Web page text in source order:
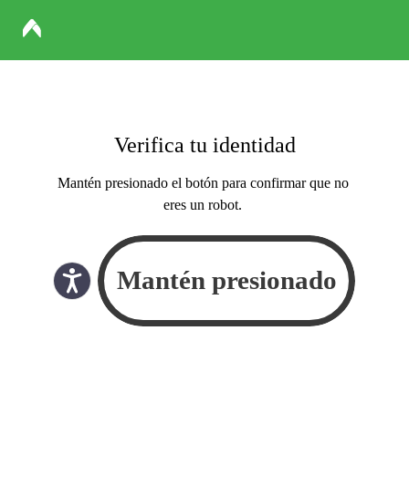
Verifica tu identidad
Mantén presionado el botón para confirmar que no
eres un robot.